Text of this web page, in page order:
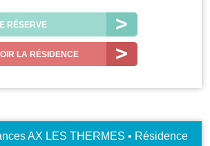
RÉSERVE
LA RÉSIDENCE
AX LES THERMES • Résidence